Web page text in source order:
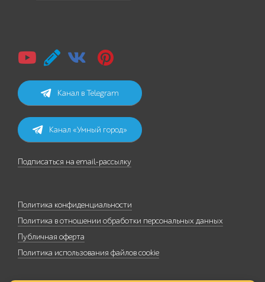
Канал в Telegram
Канал «Умный город»
Подписаться на email-рассылку
Политика конфиденциальности
Политика в отношении обработки персональных данных
Публичная оферта
Политика использования файлов cookie